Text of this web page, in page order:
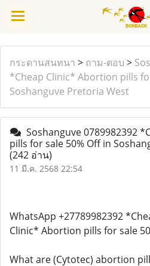
กระดานสนทนา > ถาม-ตอบ >
*Cheap Clinic* Abortion pills
Soshanguve Pretoria West
Soshanguve 0789982392
pills for sale 50% Off in
(242 อ่าน)
11 มี.ค. 2568 22:54
WhatsApp +27789982392
Clinic* Abortion pills for sale
What are (Cytotec) abortion